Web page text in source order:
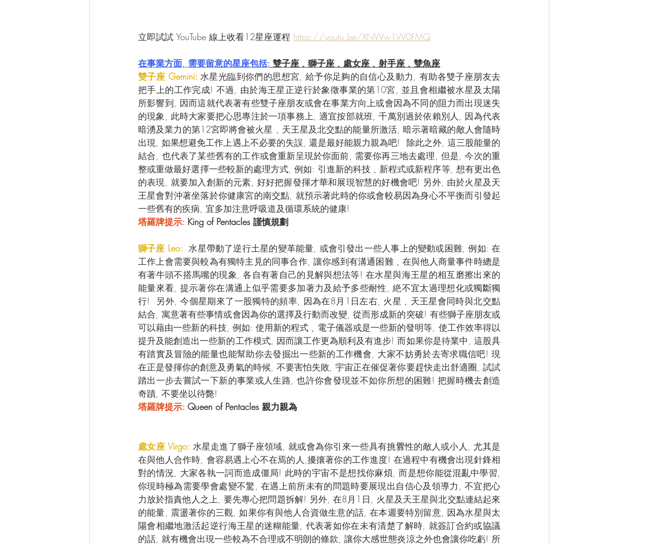
立即試試 YouTube 線上收看12星座運程 https://youtu.be/XNVVw1W0FMQ
在事業方面, 需要留意的星座包括: 雙子座﹑獅子座﹑處女座﹑射手座﹑雙魚座
雙子座 Gemini: 水星光臨到你們的思想宮, 給予你足夠的自信心及動力, 有助各雙子座朋友去
把手上的工作完成! 不過, 由於海王星正逆行於象徵事業的第10宮, 並且會相繼被水星及太陽
所影響到, 因而這就代表著有些雙子座朋友或會在事業方向上或會因為不同的阻力而出現迷失
的現象, 此時大家要把心思專注於一項事務上, 適宜按部就班, 千萬別過於依賴別人, 因為代表
暗湧及業力的第12宮即將會被火星﹑天王星及北交點的能量所激活, 暗示著暗藏的敵人會隨時
出現, 如果想避免工作上遇上不必要的失誤, 還是最好能親力親為吧!  除此之外, 這三股能量的
結合, 也代表了某些舊有的工作或會重新呈現於你面前, 需要你再三地去處理, 但是, 今次的重
整或重做最好選擇一些較新的處理方式, 例如: 引進新的科技﹑新程式或新程序等, 想有更出色
的表現, 就要加入創新的元素, 好好把握發揮才華和展現智慧的好機會吧! 另外, 由於火星及天
王星會對沖著坐落於你健康宮的南交點, 就預示著此時的你或會較易因為身心不平衡而引發起
一些舊有的疾病, 宜多加注意呼吸道及循環系統的健康!
塔羅牌提示: King of Pentacles 謹慎規劃
獅子座 Leo: 水星帶動了逆行土星的變革能量, 或會引發出一些人事上的變動或困難, 例如: 在
工作上會需要與較為有獨特主見的同事合作, 讓你感到有溝通困難﹑在與他人商量事件時總是
有著牛頭不搭馬嘴的現象, 各自有著自己的見解與想法等! 在水星與海王星的相互磨擦出來的
能量來看, 提示著你在溝通上似乎需要多加著力及給予多些耐性, 絶不宜太過理想化或獨斷獨
行!  另外, 今個星期來了一股獨特的頻率, 因為在8月1日左右, 火星﹑天王星會同時與北交點
結合, 寓意著有些事情或會因為你的選擇及行動而改變, 從而形成新的突破! 有些獅子座朋友或
可以藉由一些新的科技, 例如: 使用新的程式﹑電子儀器或是一些新的發明等, 使工作效率得以
提升及能創造出一些新的工作模式, 因而讓工作更為順利及有進步! 而如果你是待業中, 這股具
有踏實及冒險的能量也能幫助你去發掘出一些新的工作機會, 大家不妨勇於去寄求職信吧! 現
在正是發揮你的創意及勇氣的時候, 不要害怕失敗, 宇宙正在催促著你要趕快走出舒適圈, 試試
踏出一步去嘗試一下新的事業或人生路, 也許你會發現並不如你所想的困難! 把握時機去創造
奇蹟, 不要坐以待斃!
塔羅牌提示: Queen of Pentacles 親力親為
處女座 Virgo: 水星走進了獅子座領域, 就或會為你引來一些具有挑釁性的敵人或小人, 尤其是
在與他人合作時, 會容易遇上心不在焉的人,擾攘著你的工作進度! 在過程中有機會出現針鋒相
對的情況, 大家各執一詞而造成僵局! 此時的宇宙不是想找你麻煩, 而是想你能從混亂中學習,
你現時極為需要學會處變不驚, 在遇上前所未有的問題時要展現出自信心及領導力, 不宜把心
力放於指責他人之上, 要先專心把問題拆解! 另外, 在8月1日, 火星及天王星與北交點連結起來
的能量, 震盪著你的三觀, 如果你有與他人合資做生意的話, 在本週要特別留意, 因為水星與太
陽會相繼地激活起逆行海王星的迷糊能量, 代表著如你在未有清楚了解時, 就簽訂合約或協議
的話, 就有機會出現一些較為不合理或不明朗的條款, 讓你大感世態炎涼之外也會讓你吃虧! 所